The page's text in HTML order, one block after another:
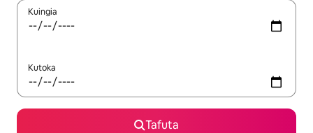
Kuingia
Kutoka
Tafuta